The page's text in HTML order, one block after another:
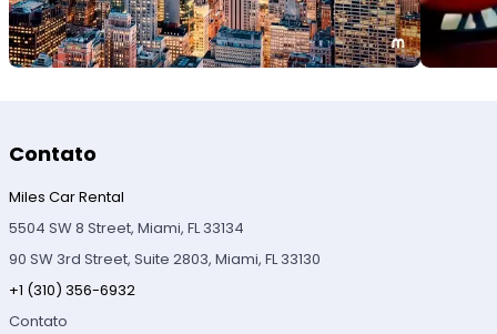
Contato
Miles Car Rental
5504 SW 8 Street, Miami, FL 33134
90 SW 3rd Street, Suite 2803, Miami, FL 33130
+1 (310) 356-6932
Contato